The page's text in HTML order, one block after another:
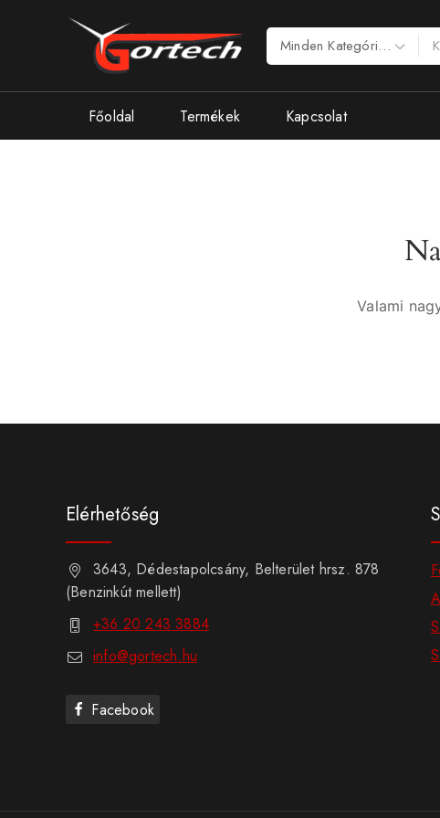
Főoldal Termékek Kapcsolat
Valami
Elérhetőség
3643, Dédestapolcsány, Belterület hrsz. 878
(Benzinkút mellett)
+36 20 243 3884
info@gortech.hu
Facebook